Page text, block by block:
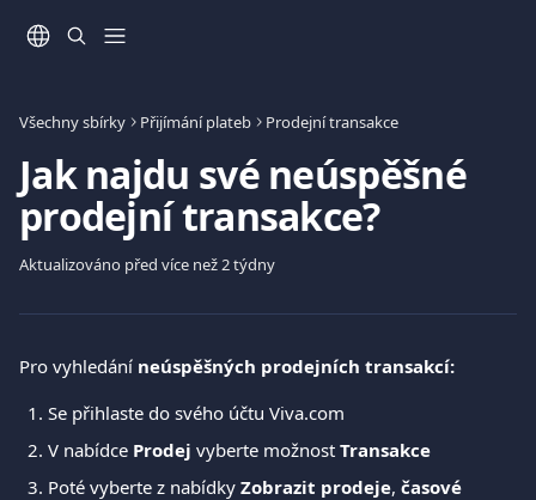
Všechny sbírky Přijímání plateb Prodejní transakce
Jak najdu své neúspěšné
prodejní transakce?
Aktualizováno před více než 2 týdny
Pro vyhledání neúspěšných prodejních transakcí:
Se přihlaste do svého účtu Viva.com
V nabídce Prodej vyberte možnost Transakce
Poté vyberte z nabídky Zobrazit prodeje, časové